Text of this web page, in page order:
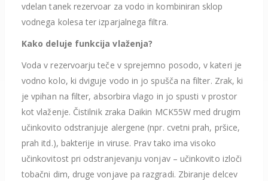
vdelan tanek rezervoar za vodo in kombiniran sklop
vodnega kolesa ter izparjalnega filtra.
Kako deluje funkcija vlaženja?
Voda v rezervoarju teče v sprejemno posodo, v kateri je
vodno kolo, ki dviguje vodo in jo spušča na filter. Zrak, ki
je vpihan na filter, absorbira vlago in jo spusti v prostor
kot vlaženje. Čistilnik zraka Daikin MCK55W med drugim
učinkovito odstranjuje alergene (npr. cvetni prah, pršice,
prah itd.), bakterije in viruse. Prav tako ima visoko
učinkovitost pri odstranjevanju vonjav – učinkovito izloči
tobačni dim, druge vonjave pa razgradi. Zbiranje delcev